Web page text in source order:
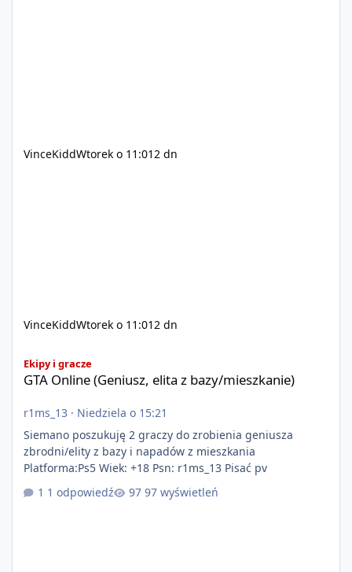
VinceKiddWtorek o 11:01 2 dn
VinceKiddWtorek o 11:01 2 dn
Ekipy i gracze
GTA Online (Geniusz, elita z bazy/mieszkanie)
r1ms_13 · Niedziela o 15:21
Siemano poszukuję 2 graczy do zrobienia geniusza
zbrodni/elity z bazy i napadów z mieszkania
Platforma:Ps5 Wiek: +18 Psn: r1ms_13 Pisać pv
1 odpowiedź
97 wyświetleń